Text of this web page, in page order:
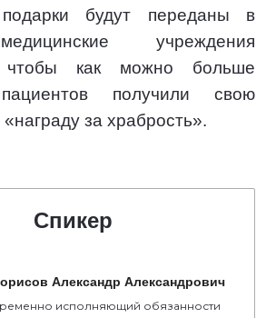
будут переданы в
учреждения
чтобы как можно больше
получили свою
за храбрость».
Спикер
Александр Александрович
исполняющий обязанности